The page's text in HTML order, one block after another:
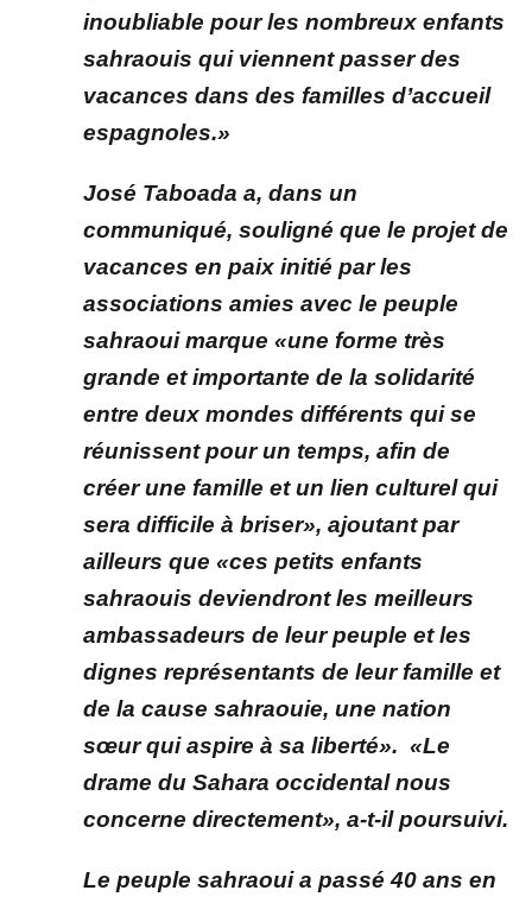
inoubliable pour les nombreux enfants
sahraouis qui viennent passer des
vacances dans des familles d’accueil
espagnoles.»
José Taboada a, dans un
communiqué, souligné que le projet de
vacances en paix initié par les
associations amies avec le peuple
sahraoui marque «une forme très
grande et importante de la solidarité
entre deux mondes différents qui se
réunissent pour un temps, afin de
créer une famille et un lien culturel qui
sera difficile à briser», ajoutant par
ailleurs que «ces petits enfants
sahraouis deviendront les meilleurs
ambassadeurs de leur peuple et les
dignes représentants de leur famille et
de la cause sahraouie, une nation
sœur qui aspire à sa liberté». «Le
drame du Sahara occidental nous
concerne directement», a-t-il poursuivi.
Le peuple sahraoui a passé 40 ans en